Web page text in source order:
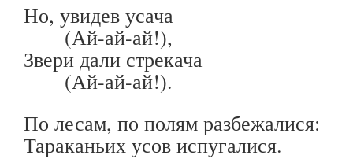
Но, увидев усача
(Ай-ай-ай!),
Звери дали стрекача
(Ай-ай-ай!).
По лесам, по полям разбежалися:
Тараканьих усов испугалися.